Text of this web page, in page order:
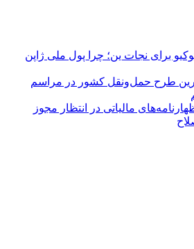
برای نجات ین؛ چرا پول ملی ژاپن
طرح حمل‌ونقل کشور در مراسم
مالیاتی در انتظار مجوز